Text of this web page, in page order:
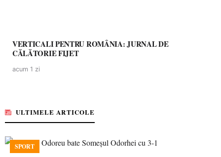
VERTICALI PENTRU ROMÂNIA: JURNAL DE
CĂLĂTORIE FIJET
acum 1 zi
ULTIMELE ARTICOLE
SPORT